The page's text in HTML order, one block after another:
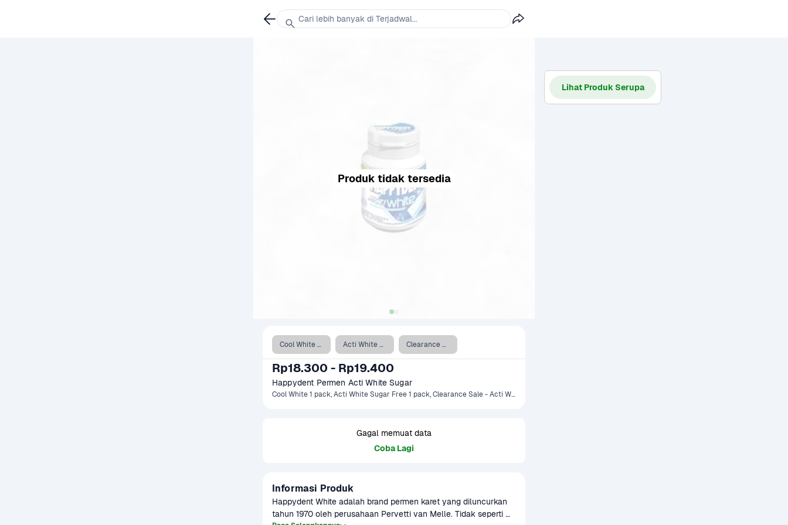
Produk tidak tersedia
Cool White 1 pack Acti White Sugar Free 1 pack Clearance Sale - Acti White Sugar Free 1 pack
Rp18.300 - Rp19.400
Happydent Permen Acti White Sugar
Cool White 1 pack, Acti White Sugar Free 1 pack, Clearance Sale - Acti White Sugar Free 1 pack
Gagal memuat data
Coba Lagi
Informasi Produk
Happydent White adalah brand permen karet yang diluncurkan
tahun 1970 oleh perusahaan Pervetti van Melle. Tidak seperti
Lihat Produk Serupa
Cari lebih banyak di Terjadwal...